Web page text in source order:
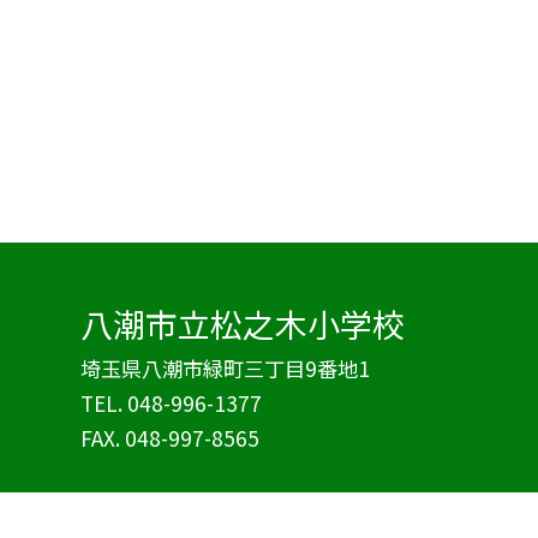
八潮市立松之木小学校
埼玉県八潮市緑町三丁目9番地1
TEL. 048-996-1377
FAX. 048-997-8565